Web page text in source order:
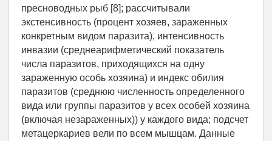
пресноводных рыб [8]; рассчитывали
экстенсивность (процент хозяев, зараженных
конкретным видом паразита), интенсивность
инвазии (среднеарифметический показатель
числа паразитов, приходящихся на одну
зараженную особь хозяина) и индекс обилия
паразитов (среднюю численность определенного
вида или группы паразитов у всех особей хозяина
(включая незараженных)) у каждого вида; подсчет
метацеркариев вели по всем мышцам. Данные